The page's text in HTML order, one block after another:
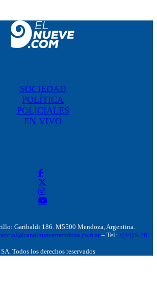
SOCIEDAD
POLÍTICA
POLICIALES
EN VIVO
Garibaldi 186. M5500 Mendoza, Argentina.
– Tel: +(54) 9 261
Todos los derechos reservados